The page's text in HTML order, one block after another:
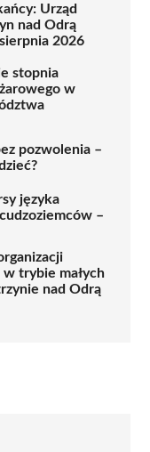
Urząd
nad Odrą
2026
stopnia
w
pozwolenia –
języka
–
trybie małych
nad Odrą